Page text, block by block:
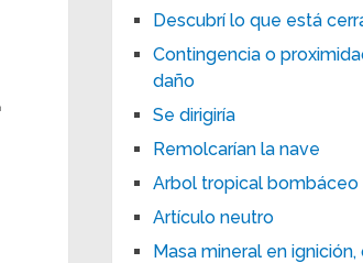
Descubrí lo que está
Contingencia o
daño
Se dirigiría
Remolcarían la nave
Arbol tropical bombáceo
Artículo neutro
Masa mineral en ignición,